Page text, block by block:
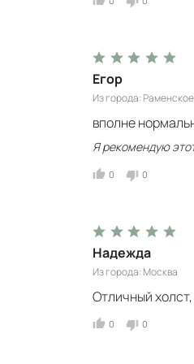
Егор
Из города Раменское
вполне
Я рекомендую
0 0
Надежда
Из города Москва
Отличный
0 0